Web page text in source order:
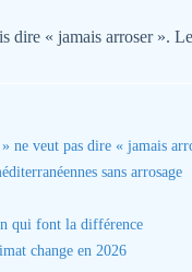
dire « jamais arroser ».
ne veut pas dire « jamais
sans arrosage
qui font la différence
change en 2026